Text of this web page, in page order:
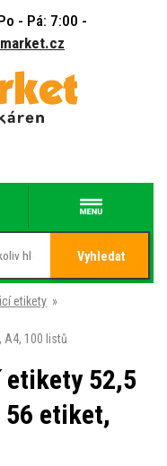
- Pá: 7:00 -
Vyhledat
etikety »
A4, 100 listů
52,5
56 etiket,